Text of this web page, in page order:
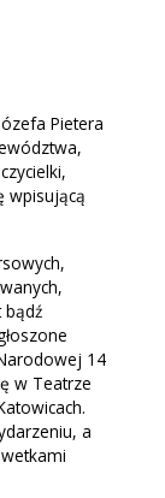
Pietera
wpisującą
bądź
14
w Teatrze
a